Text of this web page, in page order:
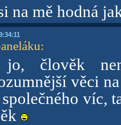
na mě hodná
:
člověk
věci
společného víc,